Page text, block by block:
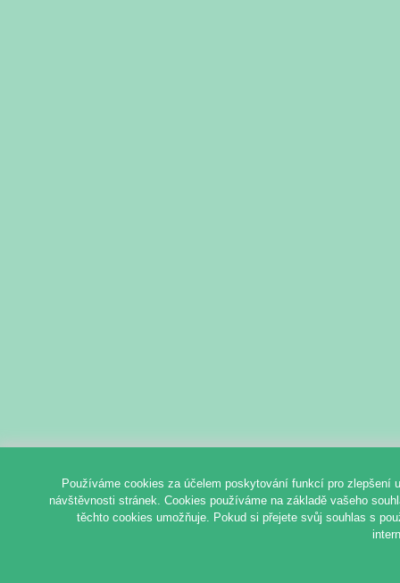
Používáme cookies za účelem poskytování funkcí pro zlepšení
návštěvnosti stránek. Cookies používáme na základě vašeho
těchto cookies umožňuje. Pokud si přejete svůj souhlas s